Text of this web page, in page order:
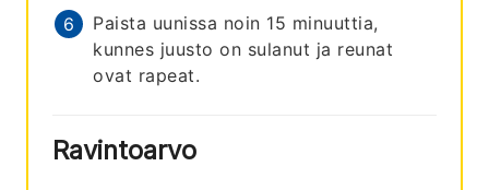
Paista uunissa noin 15 minuuttia,
kunnes juusto on sulanut ja reunat
ovat rapeat.
Ravintoarvo